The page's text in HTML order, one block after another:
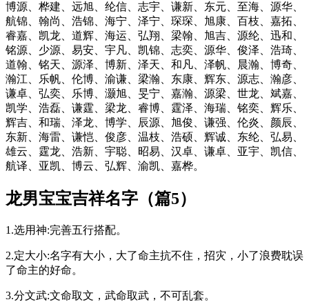
博源、桦建、远旭、纶信、志宇、谦新、东元、至海、源华、
航锦、翰尚、浩锦、海宁、泽宁、琛琛、旭康、百枝、嘉拓、
睿嘉、凯龙、道辉、海运、弘翔、梁翰、旭吉、源纶、迅和、
铭源、少源、易安、宇凡、凯锦、志奕、源华、俊泽、浩琦、
道翰、铭天、源泽、博新、泽天、和凡、泽帆、晨瀚、博奇、
瀚江、乐帆、伦博、渝谦、梁瀚、东康、辉东、源志、瀚彦、
谦卓、弘奕、乐博、灏旭、旻宁、嘉瀚、源梁、世龙、斌嘉、
凯学、浩磊、谦霆、梁龙、睿博、霆泽、海瑞、铭奕、辉乐、
辉吉、和瑞、泽龙、博学、辰源、旭俊、谦强、伦炎、颜辰、
东新、海雷、谦恺、俊彦、温枝、浩硕、辉诚、东纶、弘易、
雄云、霆龙、浩新、宇聪、昭易、汉卓、谦卓、亚宇、凯信、
航译、亚凯、博云、弘辉、渝凯、嘉桦。
龙男宝宝吉祥名字（篇5）
1.选用神:完善五行搭配。
2.定大小:名字有大小，大了命主抗不住，招灾，小了浪费耽误
了命主的好命。
3.分文武:文命取文，武命取武，不可乱套。